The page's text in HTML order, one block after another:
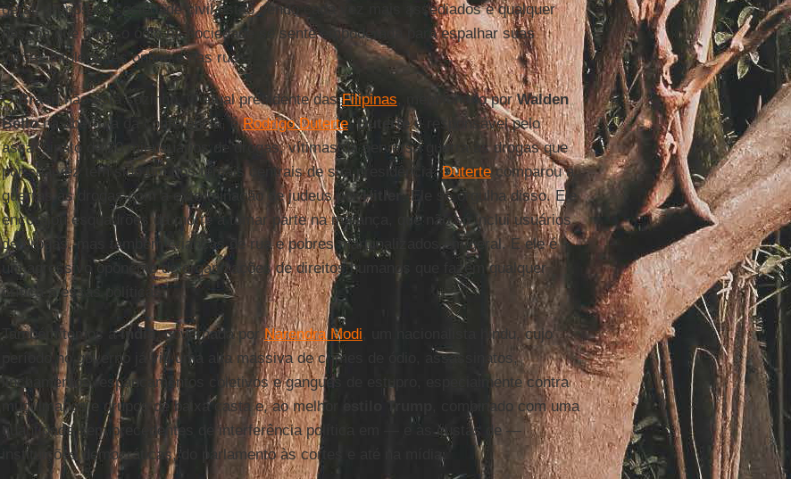
geral, grupos da sociedade civil estão sendo cada vez mais assediados e qualquer
pessoa que nutra o ódio na sociedade se sente empoderada para espalhar suas
visões intolerantes online e nas ruas.
OBrasilnão está sozinho. O atual presidente dasFilipinas , mencionado porWalden
Bellona abertura da conferência, éRodrigo Duterte.Duterteé responsável pelo
assassinato de 20 mil usuários de drogas, vítimas da perversa guerra às drogas que
por sua vez tem sido um dos temais centrais de sua presidência.Dutertecomparou a
guerras às drogas com a exterminação de judeus porHitler . Ele se orgulha disso. Ele
encorajou esquadrões da morte a tomar parte na matança, que não só inclui usuários
de drogas, mas também crianças de rua e pobres marginalizados em geral. E ele é
um agressivo oponente de organizações de direitos humanos que fazem qualquer
crítica a essas políticas.
Também temos aÍndia, governada porNarendra Modi , um nacionalista hindu, cujo
período no governo já viu uma alta massiva de crimes de ódio, assassinatos,
linchamentos, espancamentos coletivos e gangues de estupro, especialmente contra
muçulmanos e grupos de baixa casta e, ao melhor
estilo Trump
, combinado com uma
quantidade sem precedentes de interferência política em — e às custas de —
instituições democráticas, do parlamento às cortes e até na mídia.